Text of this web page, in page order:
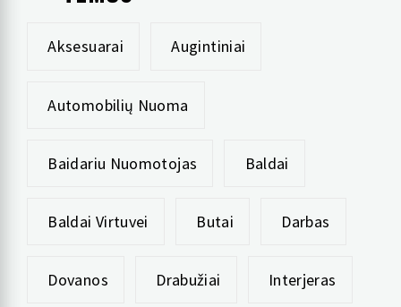
Aksesuarai Augintiniai
Automobilių Nuoma
Baidariu Nuomotojas Baldai
Baldai Virtuvei Butai Darbas
Dovanos Drabužiai Interjeras